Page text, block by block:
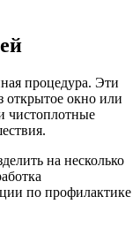
процедура. Эти
открытое окно или
чистоплотные
на несколько
по профилактике